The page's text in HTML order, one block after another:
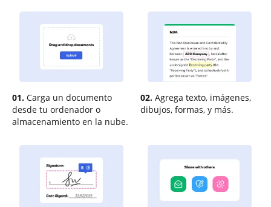
01. Carga un documento
desde tu ordenador o
almacenamiento en la nube.
02. Agrega texto, imágenes,
dibujos, formas, y más.